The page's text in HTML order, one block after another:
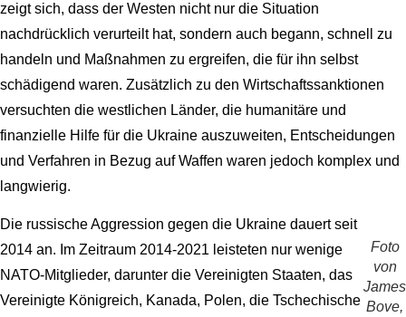
zeigt sich, dass der Westen nicht nur die Situation
nachdrücklich verurteilt hat, sondern auch begann, schnell zu
handeln und Maßnahmen zu ergreifen, die für ihn selbst
schädigend waren. Zusätzlich zu den Wirtschaftssanktionen
versuchten die westlichen Länder, die humanitäre und
finanzielle Hilfe für die Ukraine auszuweiten, Entscheidungen
und Verfahren in Bezug auf Waffen waren jedoch komplex und
langwierig.
Foto
von
James
Bove,
Die russische Aggression gegen die Ukraine dauert seit
2014 an. Im Zeitraum 2014-2021 leisteten nur wenige
NATO-Mitglieder, darunter die Vereinigten Staaten, das
Vereinigte Königreich, Kanada, Polen, die Tschechische